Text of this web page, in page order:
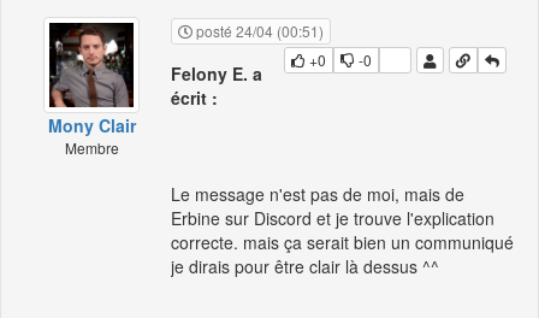
Mony Clair
Membre
posté 24/04 (00:51)
+0
-0
Felony E. a
écrit :
Le message n'est pas de moi, mais de
Erbine sur Discord et je trouve l'explication
correcte. mais ça serait bien un communiqué
je dirais pour être clair là dessus ^^